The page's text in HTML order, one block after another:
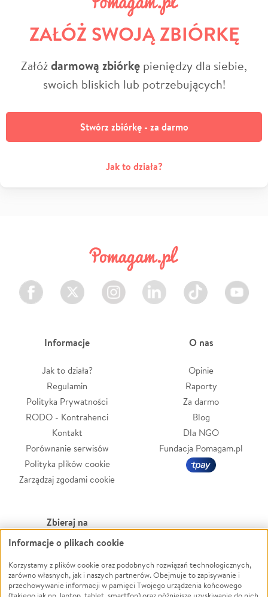
ZAŁÓŻ SWOJĄ ZBIÓRKĘ
Załóżdarmową zbiórkę pieniędzy dla siebie,
swoich bliskich lub potrzebujących!
Stwórz zbiórkę - za darmo
Jak to działa?
Facebook Twitter Instagram LinkedIn TikTok Youtube
Informacje
Jak to działa?
Regulamin
Polityka Prywatności
RODO - Kontrahenci
Kontakt
Porównanie serwisów
Polityka plików cookie
Zarządzaj zgodami cookie
O nas
Opinie
Raporty
Za darmo
Blog
Dla NGO
Fundacja Pomagam.pl
Zbieraj na
Leczenie
Zwierzęta
Pożar
Powódź
Wichura
Informacje o plikach cookie
Korzystamy z plików cookie oraz podobnych rozwiązań technologicznych,
zarówno własnych, jak i naszych partnerów. Obejmuje to zapisywanie i
przechowywanie informacji w pamięci Twojego urządzenia końcowego